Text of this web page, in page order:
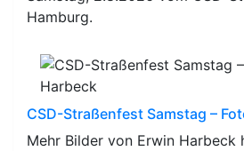
Hamburg.
CSD-Straßenfest Samstag –
Mehr Bilder von Erwin Harbeck